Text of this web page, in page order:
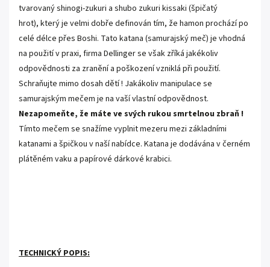
tvarovaný shinogi-zukuri a shubo zukuri kissaki (špičatý
hrot), který je velmi dobře definován tím, že hamon prochází po
celé délce přes Boshi. Tato katana (samurajský meč) je vhodná
na použití v praxi, firma Dellinger se však zříká jakékoliv
odpovědnosti za zranění a poškození vzniklá při použití.
Schraňujte mimo dosah dětí ! Jakákoliv manipulace se
samurajským mečem je na vaší vlastní odpovědnost.
Nezapomeňte, že máte ve svých rukou smrtelnou zbraň !
Tímto mečem se snažíme vyplnit mezeru mezi základními
katanami a špičkou v naší nabídce. Katana je dodávána v černém
plátěném vaku a papírové dárkové krabici.
TECHNICKÝ POPIS: